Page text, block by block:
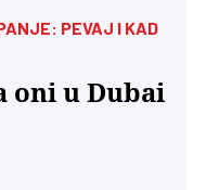
PEVAJ I KAD
oni u Dubai